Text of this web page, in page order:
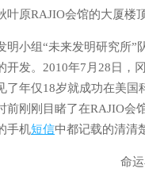
叶原RAJIO会馆的大厦楼
明小组“未来发明研究所
开发。2010年7月28日，
了年仅18岁就成功在美国
前刚刚目睹了在RAJIO会
手机短信中都记载的清